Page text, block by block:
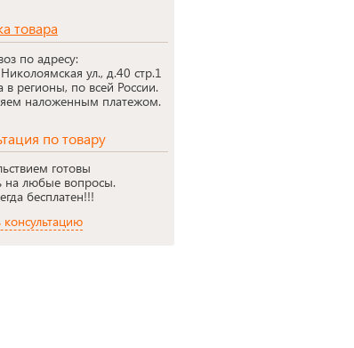
товара
по адресу:
ул., д.40 стр.1
в регионы, по всей России.
наложенным платежом.
по товару
готовы
на любые вопросы.
бесплатен!!!
консультацию